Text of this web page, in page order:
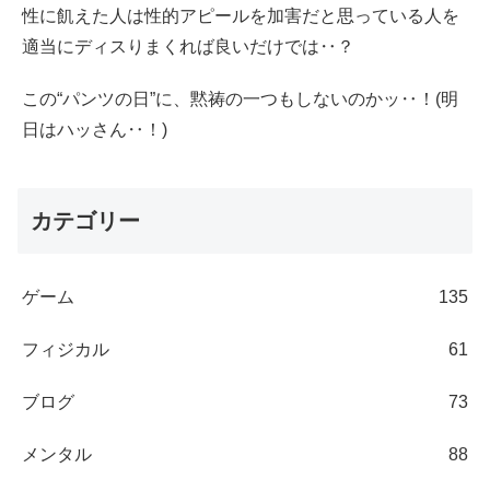
性に飢えた人は性的アピールを加害だと思っている人を
適当にディスりまくれば良いだけでは‥？
この“パンツの日”に、黙祷の一つもしないのかッ‥！(明
日はハッさん‥！)
カテゴリー
ゲーム 135
フィジカル 61
ブログ 73
メンタル 88